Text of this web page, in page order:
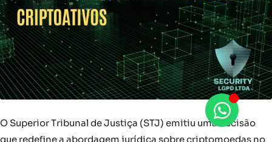
O Superior Tribunal de Justiça (STJ) emitiu uma decisão
que redefine a abordagem jurídica sobre criptomoedas no